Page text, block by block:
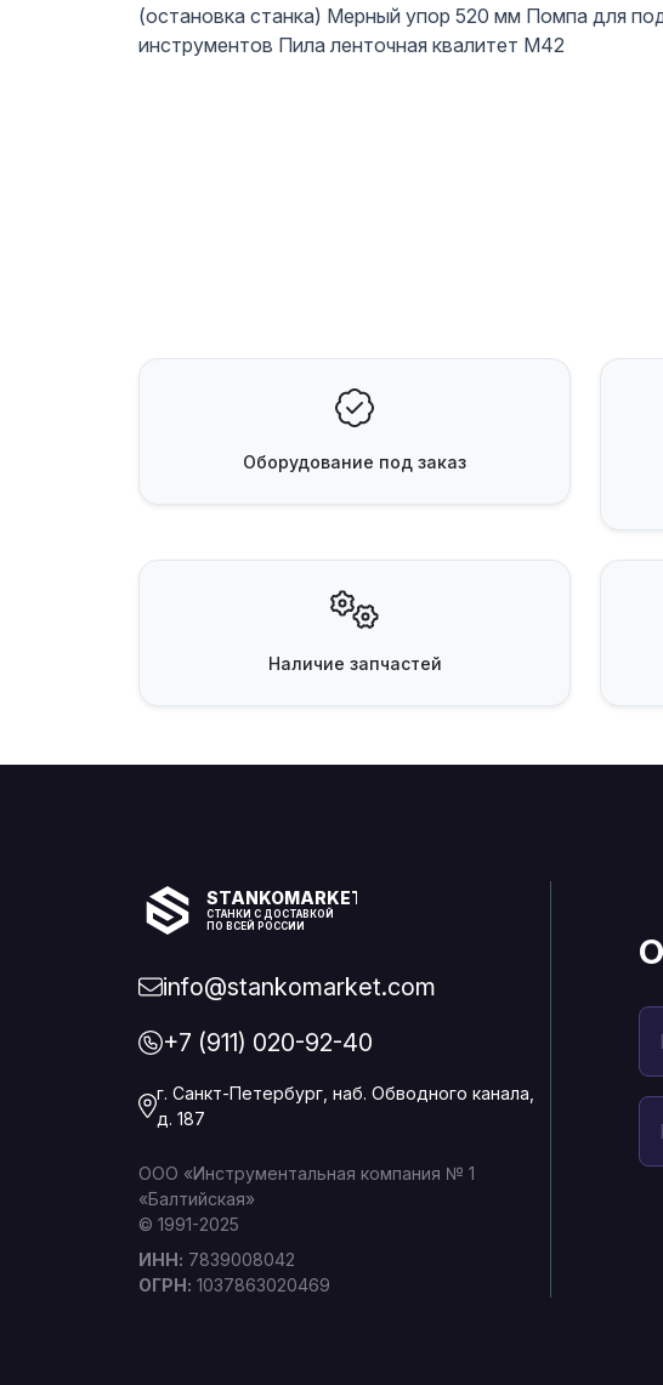
(остановка станка) Мерный упор 520 мм Помпа для
инструментов Пила ленточная квалитет М42
Оборудование под заказ
Наличие запчастей
STANKOMARKET
СТАНКИ С ДОСТАВКОЙ
ПО ВСЕЙ РОССИИ
info@stankomarket.com
+7 (911) 020-92-40
г. Санкт-Петербург, наб. Обводного канала,
д. 187
ООО «Инструментальная компания № 1
«Балтийская»
© 1991-2025
ИНН: 7839008042
ОГРН: 1037863020469